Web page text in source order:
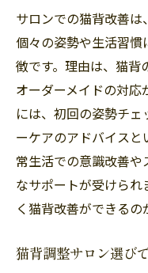
事情
猫背調整に
猫背対策に
大橋で猫背
説
猫背改善を
大橋エリア
サロンで叶う猫
サロンでの猫背改善は
個々の姿勢や生活習
徴です。理由は、猫背
オーダーメイドの対応
には、初回の姿勢チ
ーケアのアドバイスと
常生活での意識改善
なサポートが受けら
く猫背改善ができるの
猫背調整サロン選び